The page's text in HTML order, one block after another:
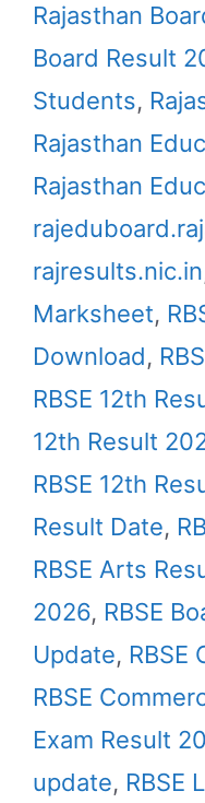
Rajasthan
Board Result
Students,
Rajasthan
Rajasthan
rajresults.nic.in
Marksheet,
Download,
RBSE 12th
12th Result
RBSE 12th
Result Date,
RBSE Arts
2026, RBSE
Update, RBSE
RBSE
Exam Result
update, RBSE